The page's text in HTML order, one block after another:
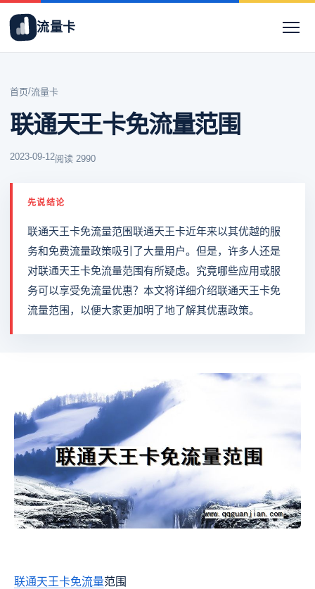
流量卡
首页/流量卡
联通天王卡免流量范围
2023-09-12阅读 2990
先说结论
联通天王卡免流量范围联通天王卡近年来以其优越的服
务和免费流量政策吸引了大量用户。但是，许多人还是
对联通天王卡免流量范围有所疑虑。究竟哪些应用或服
务可以享受免流量优惠？本文将详细介绍联通天王卡免
流量范围，以便大家更加明了地了解其优惠政策。
联通天王卡免流量范围